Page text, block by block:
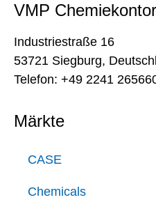
VMP
Industriestraße 16
53721 Siegburg,
Telefon: +49 2241
Märkte
CASE
Chemicals